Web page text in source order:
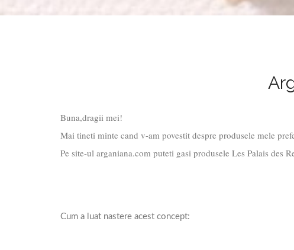
Buna,dragii mei!
Mai tineti minte cand v-am povestit despre produsele mele
Pe site-ul arganiana.com puteti gasi produsele Les Palais
Cum a luat nastere acest concept: